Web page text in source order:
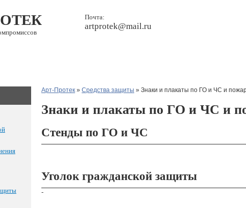
Почта:
artprotek@mail.ru
Арт-Протек » Средства защиты » Знаки и плакаты по ГО и ЧС и
Знаки и плакаты по ГО и ЧС и
Стенды по ГО и ЧС
Уголок гражданской защиты
-